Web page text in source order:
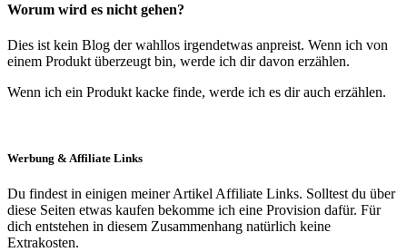
Worum wird es nicht gehen?
Dies ist kein Blog der wahllos irgendetwas anpreist. Wenn ich von
einem Produkt überzeugt bin, werde ich dir davon erzählen.
Wenn ich ein Produkt kacke finde, werde ich es dir auch erzählen.
Werbung & Affiliate Links
Du findest in einigen meiner Artikel Affiliate Links. Solltest du über
diese Seiten etwas kaufen bekomme ich eine Provision dafür. Für
dich entstehen in diesem Zusammenhang natürlich keine
Extrakosten.